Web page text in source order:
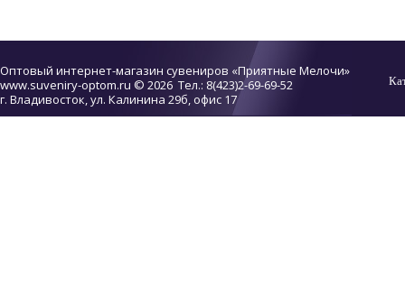
Оптовый интернет-магазин сувениров «Приятные Мелочи»
www.suveniry-optom.ru © 2026 Тел.: 8(423)2-69-69-52
г. Владивосток, ул. Калинина 29б, офис 17